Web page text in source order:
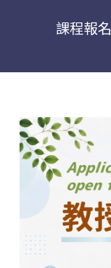
課程報名